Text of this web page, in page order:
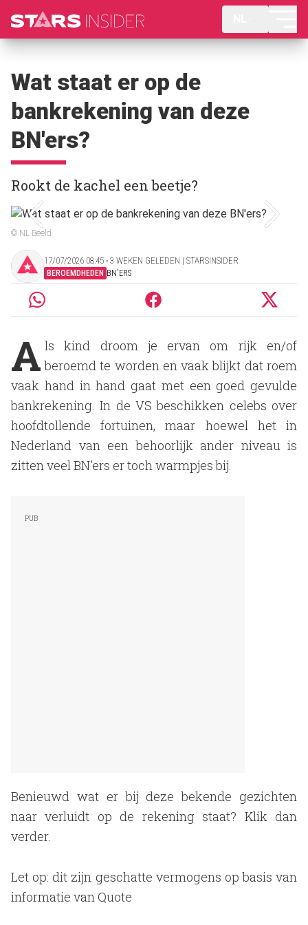
Wat staat er op de
bankrekening van deze
BN'ers?
Rookt de kachel een beetje?
© NL Beeld
17/07/2026 08:45 ‧ 3 WEKEN GELEDEN | STARSINSIDER
BEROEMDHEDEN BN'ERS
A ls kind droom je ervan om rijk en/of
beroemd te worden en vaak blijkt dat roem
vaak hand in hand gaat met een goed gevulde
bankrekening. In de VS beschikken celebs over
hoofdtollende fortuinen, maar hoewel het in
Nederland van een behoorlijk ander niveau is
zitten veel BN'ers er toch warmpjes bij.
Benieuwd wat er bij deze bekende gezichten
naar verluidt op de rekening staat? Klik dan
verder.
Let op: dit zijn geschatte vermogens op basis van
informatie van Quote